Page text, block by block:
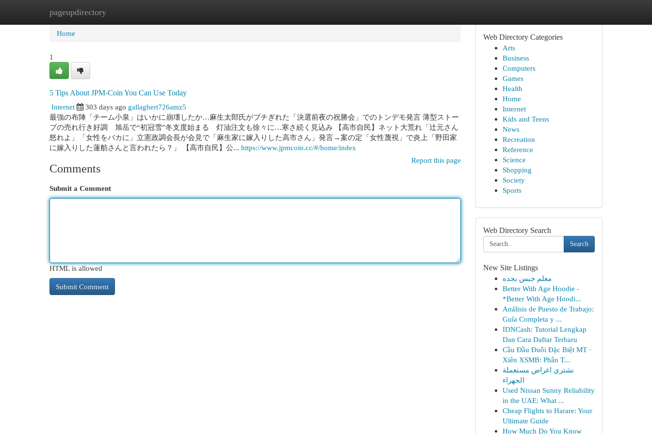
pageupdirectory
Home New Site Listings
Home
1
5 Tips About JPM-Coin You Can Use Today
Internet
303 days ago gallaghert726amz5
最強の布陣「チーム小泉」はいかに崩壊したか…麻生太郎氏がブチぎれた「決選前夜の祝勝会」でのトンデモ発言 薄型ストー
ブの売れ行き好調 旭岳で“初冠雪”冬支度始まる 灯油注文も徐々に…寒さ続く見込み 【高市自民】ネット大荒れ「辻元さん
怒れよ」「女性をバカに」立憲政調会長が会見で「麻生家に嫁入りした高市さん」発言→案の定「女性蔑視」で炎上「野田家
に嫁入りした蓮舫さんと言われたら？」 【高市自民】公... https://www.jpmcoin.cc/#/home/index
Report this page
Comments
Submit a Comment
HTML is allowed
Web Directory Categories
Arts
Business
Computers
Games
Health
Home
Internet
Kids and Teens
News
Recreation
Reference
Science
Shopping
Society
Sports
Web Directory Search
Search
New Site Listings
معلم جبس بجده
Better With Age Hoodie -
*Better With Age Hoodi...
Análisis de Puesto de Trabajo:
Guía Completa y ...
IDNCash: Tutorial Lengkap
Dan Cara Daftar Terbaru
Cầu Đầu Đuôi Đặc Biệt MT ·
Xiên XSMB: Phân T...
نشتري اغراض مستعملة
الجهراء
Used Nissan Sunny Reliability
in the UAE: What ...
Cheap Flights to Harare: Your
Ultimate Guide
How Much Do You Know